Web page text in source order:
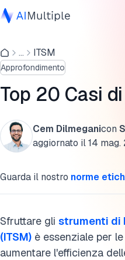
IA Agente
Sicurezza Informatica
Dati
Software Aziendale
Servizi
... ITSM
Approfondimento
Top 20 Casi
Cem Dilmeganicon
aggiornato il14
Guarda il nostro norme
Sfruttare gli strumenti di
(ITSM) è essenziale per
aumentare l'efficienza
Sintesi dei casi di studio